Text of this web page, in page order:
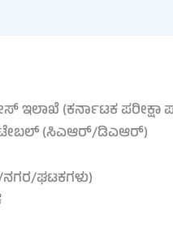
ಇಲಾಖೆ (ಕರ್ನಾಟಕ ಪರೀಕ್ಷಾ
(ಸಿಎಆರ್/ಡಿಎಆರ್)
ಘಟಕಗಳು)